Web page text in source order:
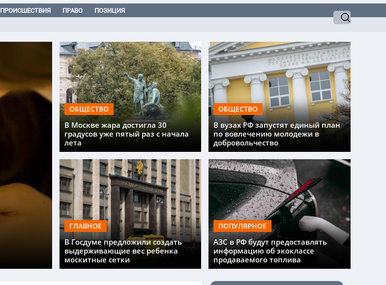
ПРОИСШЕСТВИЯ ПРАВО ПОЗИЦИЯ
ОБЩЕСТВО
В Москве жара достигла 30
градусов уже пятый раз с начала
лета
ГЛАВНОЕ
В Госдуме предложили создать
выдерживающие вес ребенка
москитные сетки
ОБЩЕСТВО
В вузах РФ запустят единый план
по вовлечению молодежи в
добровольчество
ПОПУЛЯРНОЕ
АЗС в РФ будут предоставлять
информацию об экоклассе
продаваемого топлива